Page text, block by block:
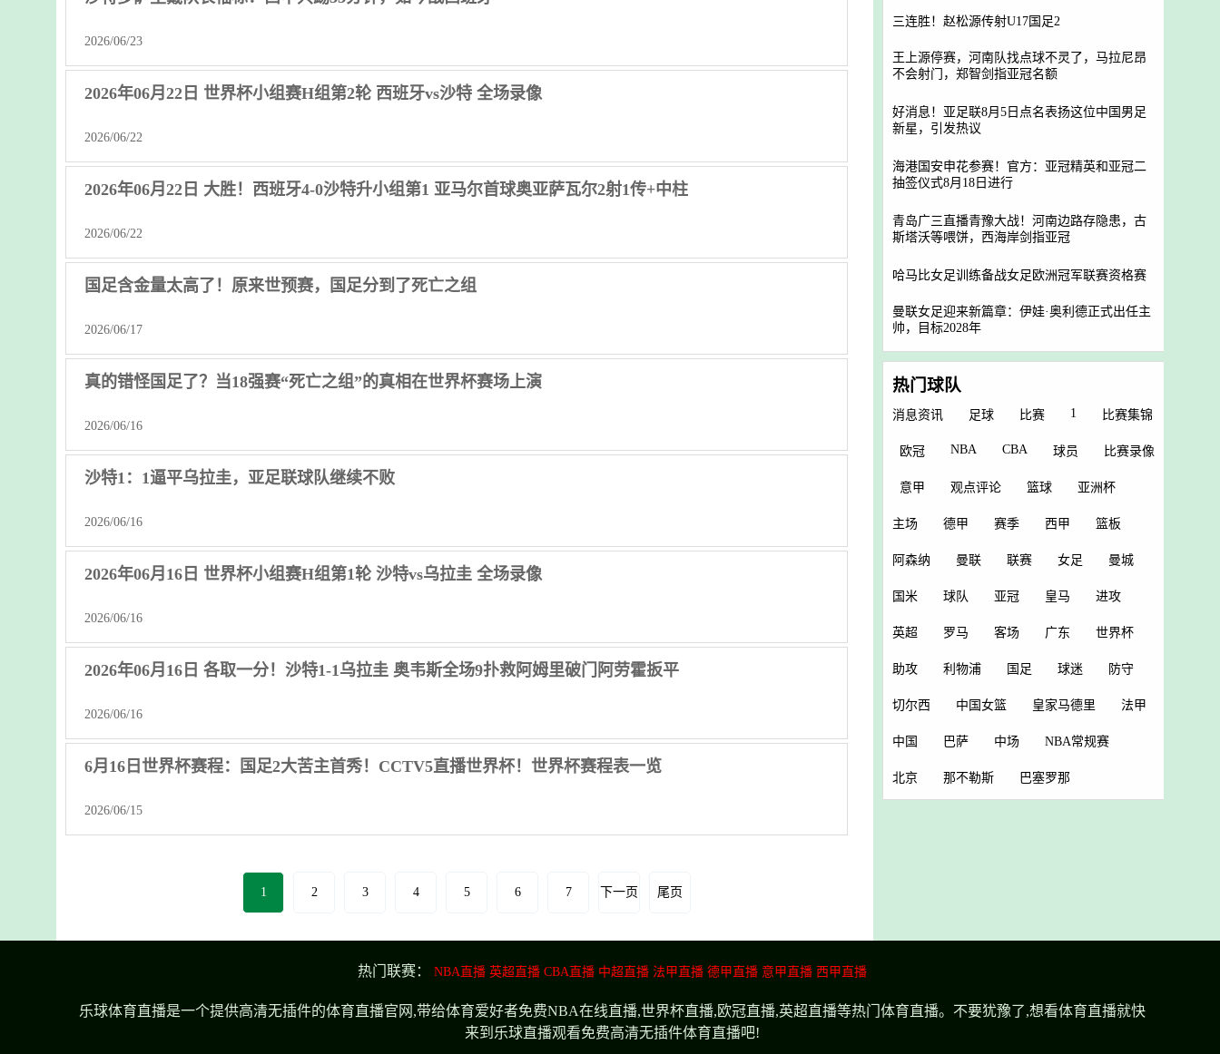
2026/06/23
2026年06月22日 世界杯小组赛H组第2轮 西班牙vs沙特 全场录像
2026/06/22
2026年06月22日 大胜！西班牙4-0沙特升小组第1 亚马尔首球奥亚萨瓦尔2射1传+中柱
2026/06/22
国足含金量太高了！原来世预赛，国足分到了死亡之组
2026/06/17
真的错怪国足了？当18强赛“死亡之组”的真相在世界杯赛场上演
2026/06/16
沙特1：1逼平乌拉圭，亚足联球队继续不败
2026/06/16
2026年06月16日 世界杯小组赛H组第1轮 沙特vs乌拉圭 全场录像
2026/06/16
2026年06月16日 各取一分！沙特1-1乌拉圭 奥韦斯全场9扑救阿姆里破门阿劳霍扳平
2026/06/16
6月16日世界杯赛程：国足2大苦主首秀！CCTV5直播世界杯！世界杯赛程表一览
2026/06/15
1 2 3 4 5 6 7 下一页 尾页
三连胜！赵松源传射U17国足2
王上源停赛，河南队找点球不灵了，马拉尼昂
不会射门，郑智剑指亚冠名额
好消息！亚足联8月5日点名表扬这位中国男足
新星，引发热议
海港国安申花参赛！官方：亚冠精英和亚冠二
抽签仪式8月18日进行
青岛广三直播青豫大战！河南边路存隐患，古
斯塔沃等喂饼，西海岸剑指亚冠
哈马比女足训练备战女足欧洲冠军联赛资格赛
曼联女足迎来新篇章：伊娃·奥利德正式出任主
帅，目标2028年
热门球队
消息资讯 足球 比赛 1 比赛集锦
欧冠 NBA CBA 球员 比赛录像
意甲 观点评论 篮球 亚洲杯
主场 德甲 赛季 西甲 篮板
阿森纳 曼联 联赛 女足 曼城
国米 球队 亚冠 皇马 进攻
英超 罗马 客场 广东 世界杯
助攻 利物浦 国足 球迷 防守
切尔西 中国女篮 皇家马德里 法甲
中国 巴萨 中场 NBA常规赛
北京 那不勒斯 巴塞罗那
热门联赛： NBA直播 英超直播 CBA直播 中超直播 法甲直播 德甲直播 意甲直播 西甲直播
乐球体育直播是一个提供高清无插件的体育直播官网,带给体育爱好者免费NBA在线直播,世界杯直播,欧冠直播,英超直播等热门体育直播。不要犹豫了,想看体育直播就快
来到乐球直播观看免费高清无插件体育直播吧!